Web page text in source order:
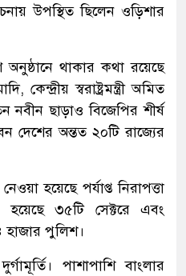
উপস্থিত ছিলেন ওড়িশার
থাকার কথা রয়েছে
কেন্দ্রীয় স্বরাষ্ট্রমন্ত্রী অমিত
নবীন ছাড়াও বিজেপির শীর্ষ
দেশের অন্তত ২০টি রাজ্যের
হয়েছে পর্যাপ্ত নিরাপত্তা
হয়েছে ৩৫টি সেক্টরে এবং
হাজার পুলিশ।
পাশাপাশি বাংলার